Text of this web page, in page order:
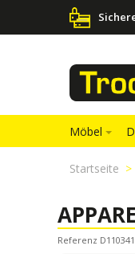
Möbel
Startseite
Referenz